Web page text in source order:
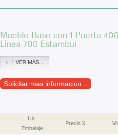
Mueble Base con 1 Puerta
Línea 700 Estambul
VER MÁS...
Solicitar mas informacion...
Un.
Embalaje
Precio X